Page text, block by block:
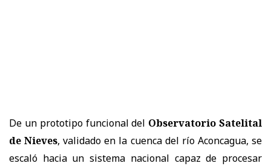
De un prototipo funcional del Observatorio Satelital
de Nieves, validado en la cuenca del río Aconcagua, se
escaló hacia un sistema nacional capaz de procesar